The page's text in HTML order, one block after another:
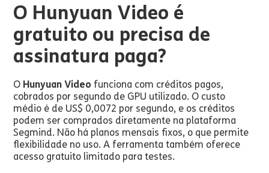
O Hunyuan Video é
gratuito ou precisa de
assinatura paga?
O Hunyuan Video funciona com créditos pagos,
cobrados por segundo de GPU utilizado. O custo
médio é de US$ 0,0072 por segundo, e os créditos
podem ser comprados diretamente na plataforma
Segmind. Não há planos mensais fixos, o que permite
flexibilidade no uso. A ferramenta também oferece
acesso gratuito limitado para testes.